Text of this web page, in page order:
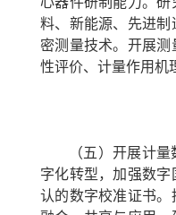
料、新能源、先进
密测量技术。开展
性评价、计量作用机
（五）开展计量
字化转型，加强数
认的数字校准证书